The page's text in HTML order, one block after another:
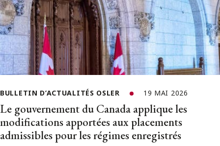
BULLETIN D’ACTUALITÉS OSLER 19 MAI 2026
Le gouvernement du Canada applique les
modifications apportées aux placements
admissibles pour les régimes enregistrés